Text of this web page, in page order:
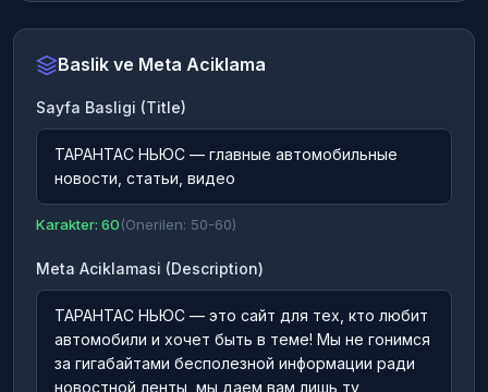
Baslik ve Meta Aciklama
Sayfa Basligi (Title)
ТАРАНТАС НЬЮС — главные автомобильные
новости, статьи, видео
Karakter: 60(Onerilen: 50-60)
Meta Aciklamasi (Description)
ТАРАНТАС НЬЮС — это сайт для тех, кто любит
автомобили и хочет быть в теме! Мы не гонимся
за гигабайтами бесполезной информации ради
новостной ленты, мы даем вам лишь ту